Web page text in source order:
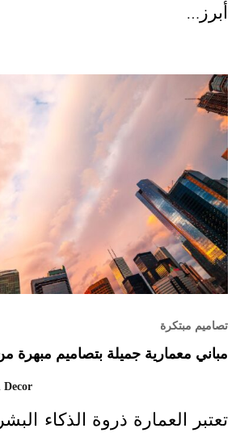
أبرز…
تصاميم مبتكرة
مباني معمارية جميلة بتصاميم مبهرة
Decor
تعتبر العمارة ذروة الذكاء